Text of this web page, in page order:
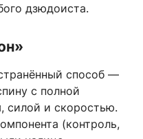
дзюдоиста.
способ —
с полной
силой и скоростью.
(контроль,